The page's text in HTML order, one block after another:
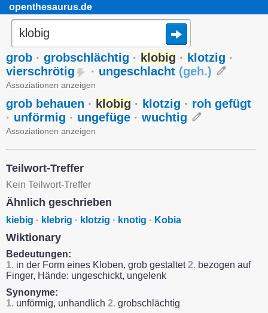
openthesaurus.de
grob · grobschlächtig · klobig · klotzig ·
vierschrötig
· ungeschlacht (geh.)
Assoziationen anzeigen
grob behauen · klobig · klotzig · roh gefügt
· unförmig · ungefüge · wuchtig
Assoziationen anzeigen
Teilwort-Treffer
Kein Teilwort-Treffer
Ähnlich geschrieben
kiebig · klebrig · klotzig · knotig · Kobia
Wiktionary
Bedeutungen:
1. in der Form eines Kloben, grob gestaltet2. bezogen auf
Finger, Hände: ungeschickt, ungelenk
Synonyme:
1. unförmig, unhandlich 2. grobschlächtig